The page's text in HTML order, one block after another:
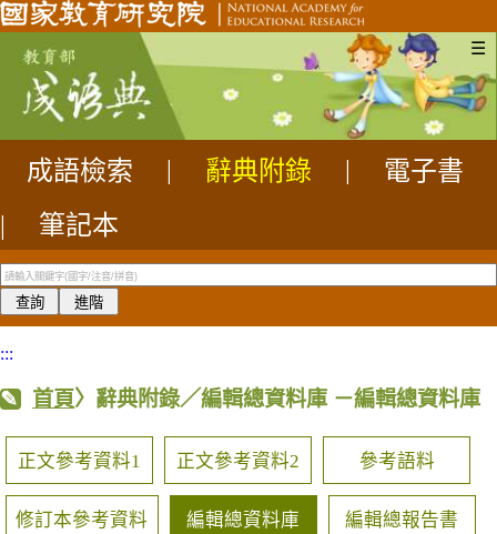
☰
成語檢索 辭典附錄
電子書
|
筆記本
:::
首頁〉辭典附錄／編輯總資料庫 －編輯總資料庫
正文參考資料1 正文參考資料2 參考語料
修訂本參考資料 編輯總資料庫 編輯總報告書